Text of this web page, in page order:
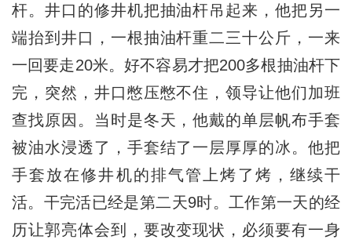
杆。井口的修井机把抽油杆吊起来，他把另一
端抬到井口，一根抽油杆重二三十公斤，一来
一回要走20米。好不容易才把200多根抽油杆下
完，突然，井口憋压憋不住，领导让他们加班
查找原因。当时是冬天，他戴的单层帆布手套
被油水浸透了，手套结了一层厚厚的冰。他把
手套放在修井机的排气管上烤了烤，继续干
活。干完活已经是第二天9时。工作第一天的经
历让郭亮体会到，要改变现状，必须要有一身